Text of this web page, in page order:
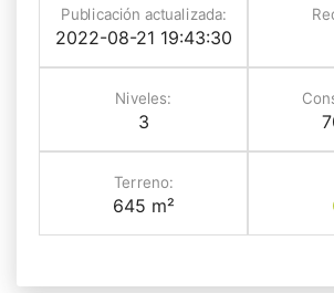
Publicación actualizada:
2022-08-21 19:43:30
Niveles:
3
Terreno:
645 m²